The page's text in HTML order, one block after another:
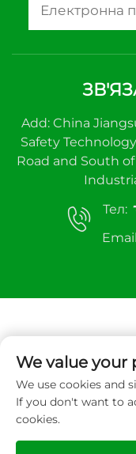
Add: China
Safety
Road and South
Тел:
Авторське
automatic
We value your
We use cookies and
If you don't want to
cookies.